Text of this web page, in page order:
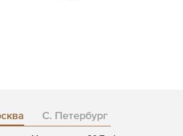
С. Петербург